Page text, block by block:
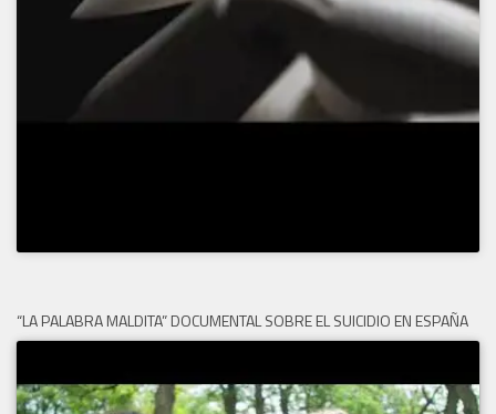
“LA PALABRA MALDITA” DOCUMENTAL SOBRE EL SUICIDIO EN ESPAÑA